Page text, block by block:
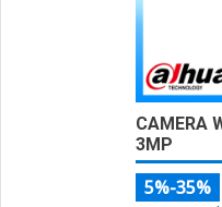
CAMERA
3MP
5%-35%